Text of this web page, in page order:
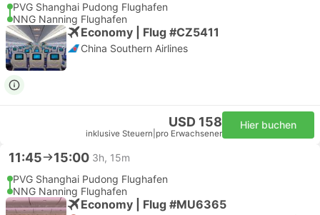
PVG Shanghai Pudong Flughafen
NNG Nanning Flughafen
Economy | Flug #CZ5411
China Southern Airlines
USD 158
inklusive Steuern pro Erwachsener
Hier buchen
11:45 15:00 3h, 15m
PVG Shanghai Pudong Flughafen
NNG Nanning Flughafen
Economy | Flug #MU6365